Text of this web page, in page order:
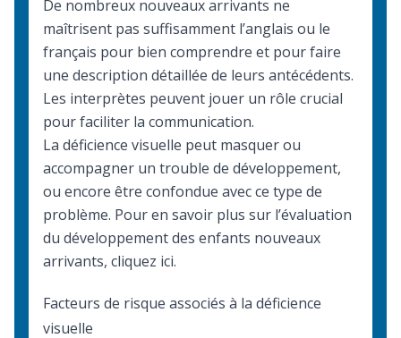
De nombreux nouveaux arrivants ne
maîtrisent pas suffisamment l’anglais ou le
français pour bien comprendre et pour faire
une description détaillée de leurs antécédents.
Les interprètes peuvent jouer un rôle crucial
pour faciliter la communication.
La déficience visuelle peut masquer ou
accompagner un trouble de développement,
ou encore être confondue avec ce type de
problème. Pour en savoir plus sur l’évaluation
du développement des enfants nouveaux
arrivants, cliquez ici.
Facteurs de risque associés à la déficience
visuelle